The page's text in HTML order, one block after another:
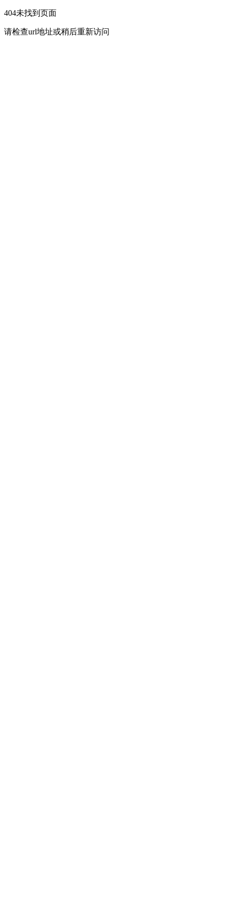
404未找到页面
请检查url地址或稍后重新访问